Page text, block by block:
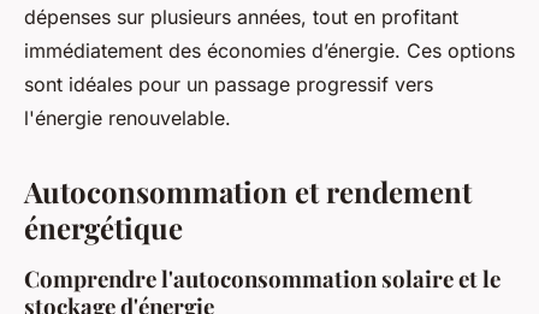
dépenses sur plusieurs années, tout en profitant
immédiatement des économies d’énergie. Ces options
sont idéales pour un passage progressif vers
l'énergie renouvelable.
Autoconsommation et rendement
énergétique
Comprendre l'autoconsommation solaire et le
stockage d'énergie